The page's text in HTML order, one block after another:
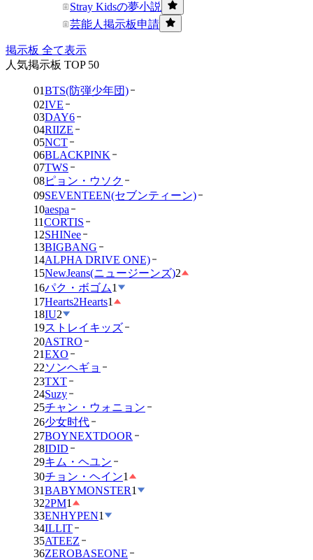
Stray Kidsの夢小説
芸能人掲示板申請
掲示板 全て表示
人気掲示板 TOP 50
01BTS(防弾少年団)
02IVE
03DAY6
04RIIZE
05NCT
06BLACKPINK
07TWS
08ピョン・ウソク
09SEVENTEEN(セブンティーン)
10aespa
11CORTIS
12SHINee
13BIGBANG
14ALPHA DRIVE ONE)
15NewJeans(ニュージーンズ)2
16パク・ボゴム1
17Hearts2Hearts1
18IU2
19ストレイキッズ
20ASTRO
21EXO
22ソンヘギョ
23TXT
24Suzy
25チャン・ウォニョン
26少女时代
27BOYNEXTDOOR
28IDID
29キム・ヘユン
30チョン・ヘイン1
31BABYMONSTER1
322PM1
33ENHYPEN1
34ILLIT
35ATEEZ
36ZEROBASEONE